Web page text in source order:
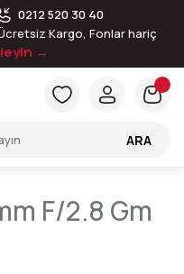
0212 520 30 40
Kargo, Fonlar hariç
→
ARA
F/2.8 Gm